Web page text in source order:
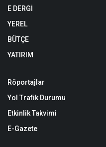
E DERGİ
YEREL
BÜTÇE
YATIRIM
Röportajlar
Yol Trafik Durumu
Etkinlik Takvimi
E-Gazete